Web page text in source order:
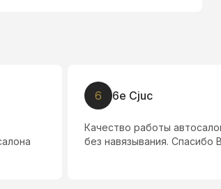
6 6e Cjuc
Качество работы
без навязывания. Спасибо